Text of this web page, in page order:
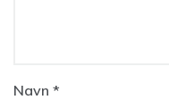
Navn *